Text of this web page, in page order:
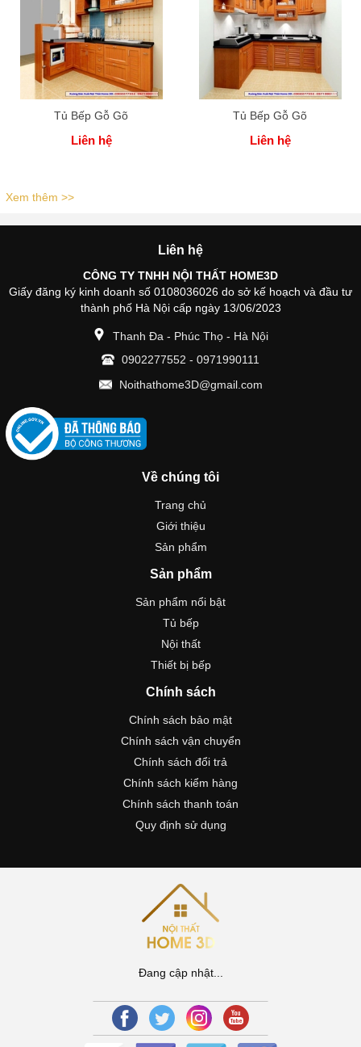
Tủ Bếp Gỗ Gõ
Liên hệ
Tủ Bếp Gỗ Gõ
Liên hệ
Xem thêm >>
Liên hệ
CÔNG TY TNHH NỘI THẤT HOME3D
Giấy đăng ký kinh doanh số 0108036026 do sở kế hoạch và đầu tư
thành phố Hà Nội cấp ngày 13/06/2023
Thanh Đa - Phúc Thọ - Hà Nội
0902277552 - 0971990111
Noithathome3D@gmail.com
Về chúng tôi
Trang chủ
Giới thiệu
Sản phẩm
Sản phẩm
Sản phẩm nổi bật
Tủ bếp
Nội thất
Thiết bị bếp
Chính sách
Chính sách bảo mật
Chính sách vận chuyển
Chính sách đổi trả
Chính sách kiểm hàng
Chính sách thanh toán
Quy định sử dụng
Đang cập nhật...